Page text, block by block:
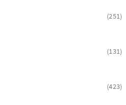
251
131
423